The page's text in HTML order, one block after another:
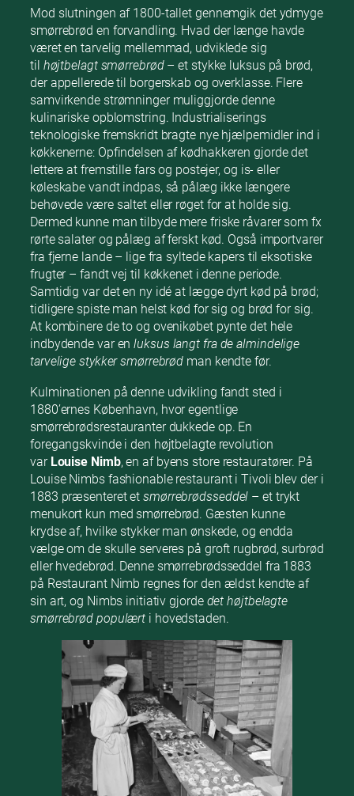
Mod slutningen af 1800-tallet gennemgik det ydmyge
smørrebrød en forvandling. Hvad der længe havde
været en tarvelig mellemmad, udviklede sig
til højtbelagt smørrebrød– et stykke luksus på brød,
der appellerede til borgerskab og overklasse. Flere
samvirkende strømninger muliggjorde denne
kulinariske opblomstring. Industrialiserings
teknologiske fremskridt bragte nye hjælpemidler ind i
køkkenerne: Opfindelsen af kødhakkeren gjorde det
lettere at fremstille fars og postejer, og is- eller
køleskabe vandt indpas, så pålæg ikke længere
behøvede være saltet eller røget for at holde sig.
Dermed kunne man tilbyde mere friske råvarer som fx
rørte salater og pålæg af ferskt kød. Også importvarer
fra fjerne lande – lige fra syltede kapers til eksotiske
frugter – fandt vej til køkkenet i denne periode.
Samtidig var det en ny idé at lægge dyrt kød på brød;
tidligere spiste man helst kød for sig og brød for sig.
At kombinere de to og ovenikøbet pynte det hele
indbydende var enluksus langt fra de almindelige
tarvelige stykker smørrebrød man kendte før.
Kulminationen på denne udvikling fandt sted i
1880’ernes København, hvor egentlige
smørrebrødsrestauranter dukkede op. En
foregangskvinde i den højtbelagte revolution
var Louise Nimb, en af byens store restauratører. På
Louise Nimbs fashionable restaurant i Tivoli blev der i
1883 præsenteret et smørrebrødsseddel – et trykt
menukort kun med smørrebrød. Gæsten kunne
krydse af, hvilke stykker man ønskede, og endda
vælge om de skulle serveres på groft rugbrød, surbrød
eller hvedebrød. Denne smørrebrødsseddel fra 1883
på Restaurant Nimb regnes for den ældst kendte af
sin art, og Nimbs initiativ gjorde det højtbelagte
smørrebrød populært i hovedstaden.